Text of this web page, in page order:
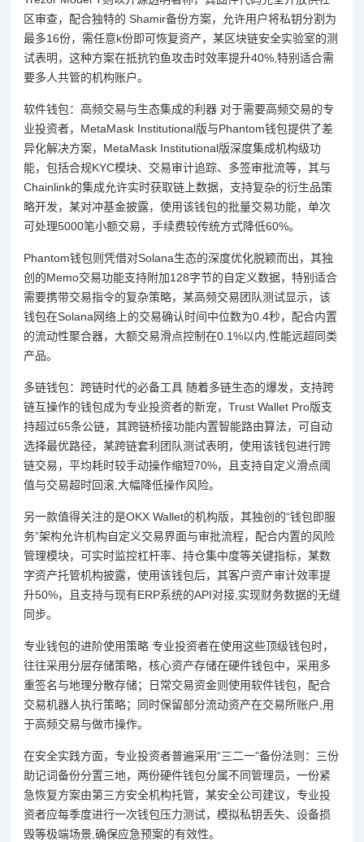
区审查，配合独特的 Shamir备份方案，允许用户将私钥分割为
最多16份，需任意k份即可恢复资产，某区块链安全实验室的测
试表明，这种方案在抵抗钓鱼攻击时效率提升40%,特别适合需
要多人共管的机构账户。
软件钱包：高频交易与生态集成的利器 对于需要高频交易的专
业投资者，MetaMask Institutional版与Phantom钱包提供了差
异化解决方案，MetaMask Institutional版深度集成机构级功
能，包括合规KYC模块、交易审计追踪、多签审批流等，其与
Chainlink的集成允许实时获取链上数据，支持复杂的衍生品策
略开发，某对冲基金披露，使用该钱包的批量交易功能，单次
可处理5000笔小额交易，手续费较传统方式降低60%。
Phantom钱包则凭借对Solana生态的深度优化脱颖而出，其独
创的Memo交易功能支持附加128字节的自定义数据，特别适合
需要携带交易指令的复杂策略，某高频交易团队测试显示，该
钱包在Solana网络上的交易确认时间中位数为0.4秒，配合内置
的流动性聚合器，大额交易滑点控制在0.1%以内,性能远超同类
产品。
多链钱包：跨链时代的必备工具 随着多链生态的爆发，支持跨
链互操作的钱包成为专业投资者的新宠，Trust Wallet Pro版支
持超过65条公链，其跨链桥接功能内置智能路由算法，可自动
选择最优路径，某跨链套利团队测试表明，使用该钱包进行跨
链交易，平均耗时较手动操作缩短70%，且支持自定义滑点阈
值与交易超时回滚,大幅降低操作风险。
另一款值得关注的是OKX Wallet的机构版，其独创的“钱包即服
务”架构允许机构自定义交易界面与审批流程，配合内置的风险
管理模块，可实时监控杠杆率、持仓集中度等关键指标，某数
字资产托管机构披露，使用该钱包后，其客户资产审计效率提
升50%，且支持与现有ERP系统的API对接,实现财务数据的无缝
同步。
专业钱包的进阶使用策略 专业投资者在使用这些顶级钱包时，
往往采用分层存储策略，核心资产存储在硬件钱包中，采用多
重签名与地理分散存储；日常交易资金则使用软件钱包，配合
交易机器人执行策略；同时保留部分流动资产在交易所账户,用
于高频交易与做市操作。
在安全实践方面，专业投资者普遍采用“三二一”备份法则：三份
助记词备份分置三地，两份硬件钱包分属不同管理员，一份紧
急恢复方案由第三方安全机构托管，某安全公司建议，专业投
资者应每季度进行一次钱包压力测试，模拟私钥丢失、设备损
毁等极端场景,确保应急预案的有效性。